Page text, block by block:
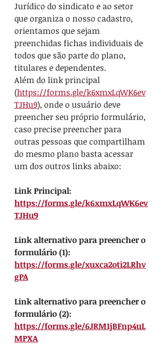
Jurídico do sindicato e ao setor
que organiza o nosso cadastro,
orientamos que sejam
preenchidas fichas individuais de
todos que são parte do plano,
titulares e dependentes.
Além do link principal
(https://forms.gle/k6xmxLqWK6ev
TJHu9), onde o usuário deve
preencher seu próprio formulário,
caso precise preencher para
outras pessoas que compartilham
do mesmo plano basta acessar
um dos outros links abaixo:
Link Principal:
https://forms.gle/k6xmxLqWK6ev
TJHu9
Link alternativo para preencher o
formulário (1):
https://forms.gle/xuxca2oti2LRhv
gPA
Link alternativo para preencher o
formulário (2):
https://forms.gle/6JRM1jBFnp4uL
MPXA